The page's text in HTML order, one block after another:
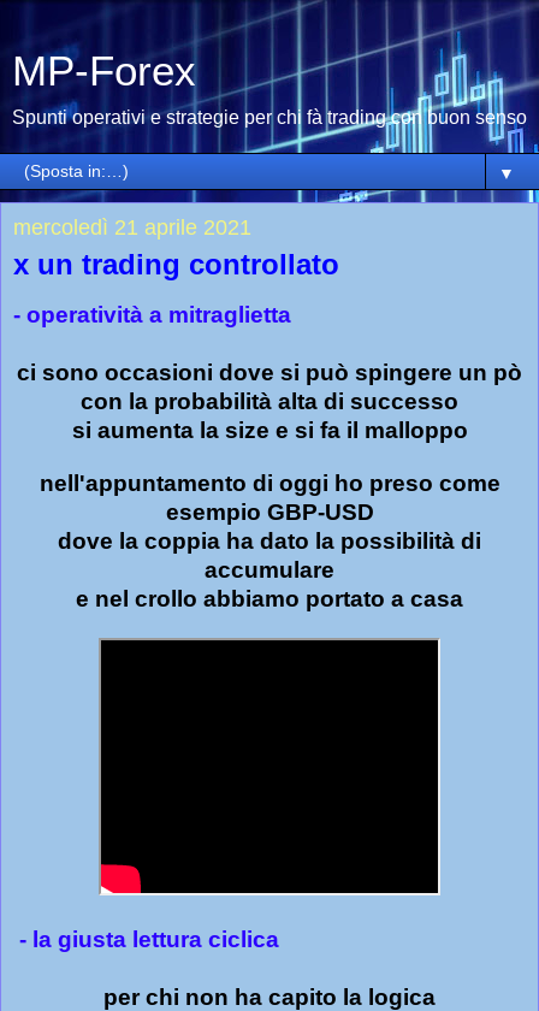
MP-Forex
Spunti operativi e strategie per chi fà trading con buon senso
▼
mercoledì 21 aprile 2021
x un trading controllato
- operatività a mitraglietta
ci sono occasioni dove si può spingere un pò
con la probabilità alta di successo
si aumenta la size e si fa il malloppo
nell'appuntamento di oggi ho preso come
esempio GBP-USD
dove la coppia ha dato la possibilità di
accumulare
e nel crollo abbiamo portato a casa
- la giusta lettura ciclica
per chi non ha capito la logica